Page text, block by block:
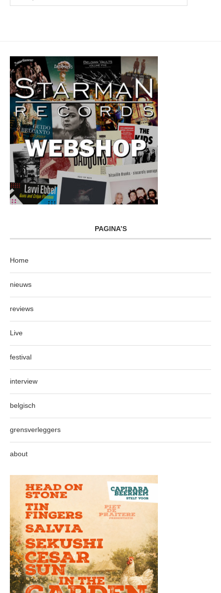
PAGINA’S
Home
nieuws
reviews
Live
festival
interview
belgisch
grensverleggers
about